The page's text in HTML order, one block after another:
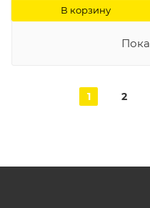
В корзину
1 2